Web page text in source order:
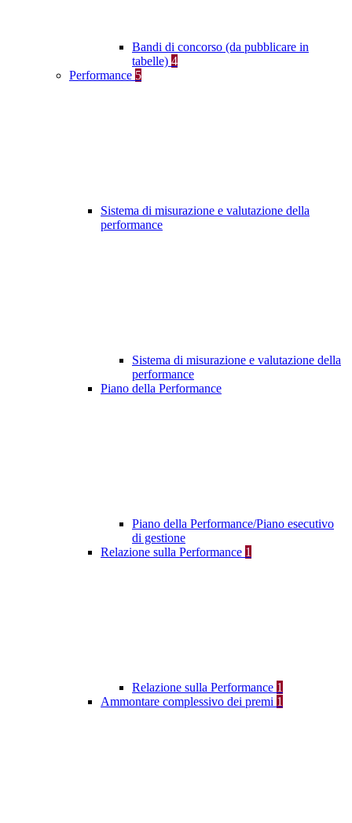
Bandi di concorso (da pubblicare in
tabelle) 4
Performance 5
Sistema di misurazione e valutazione della
performance
Sistema di misurazione e valutazione della
performance
Piano della Performance
Piano della Performance/Piano esecutivo
di gestione
Relazione sulla Performance 1
Relazione sulla Performance 1
Ammontare complessivo dei premi 1